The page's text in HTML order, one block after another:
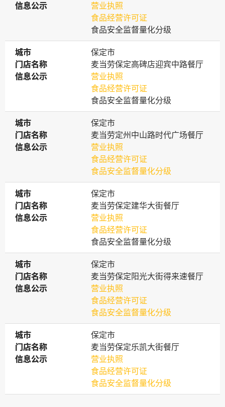
信息公示
信息公示
营业执照
食品经营许可证
食品安全监督量化分级
城市
城市
保定市
门店名称
门店名称
麦当劳保定高碑店迎宾中路餐厅
信息公示
信息公示
营业执照
食品经营许可证
食品安全监督量化分级
城市
城市
保定市
门店名称
门店名称
麦当劳定州中山路时代广场餐厅
信息公示
信息公示
营业执照
食品经营许可证
食品安全监督量化分级
城市
城市
保定市
门店名称
门店名称
麦当劳保定建华大街餐厅
信息公示
信息公示
营业执照
食品经营许可证
食品安全监督量化分级
城市
城市
保定市
门店名称
门店名称
麦当劳保定阳光大街得来速餐厅
信息公示
信息公示
营业执照
食品经营许可证
食品安全监督量化分级
城市
城市
保定市
门店名称
门店名称
麦当劳保定乐凯大街餐厅
信息公示
信息公示
营业执照
食品经营许可证
食品安全监督量化分级